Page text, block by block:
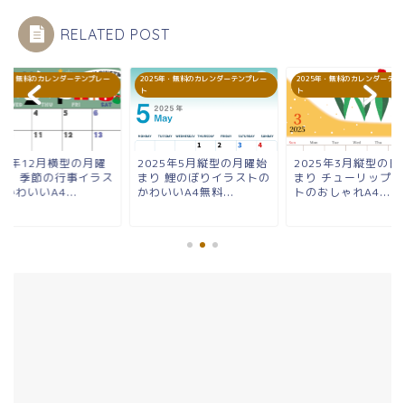
RELATED POST
・無料のカレンダーテンプレー
年12月横型の月曜
り 季節の行事イラス
かわいいA4...
2025年・無料のカレンダーテンプレー
ト
2025年5月縦型の月曜始
まり 鯉のぼりイラストの
かわいいA4無料...
2025年・無料のカレンダーテン
ト
2025年3月縦型の日
まり チューリップ
トのおしゃれA4...